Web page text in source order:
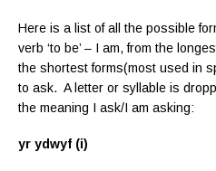
Here is a list of all the possible
verb ‘to be’ – I am, from the
the shortest forms(most used in
to ask. A letter or syllable is
the meaning I ask/I am asking:
yr ydwyf (i)